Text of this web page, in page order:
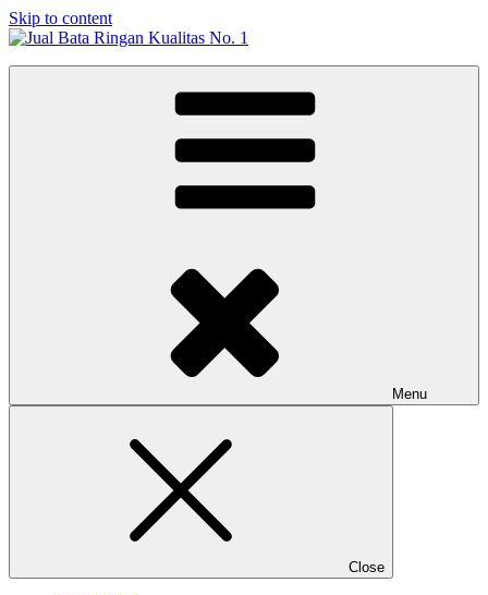
Skip to content
Jual Bata Ringan Kualitas No. 1
Menu
Close